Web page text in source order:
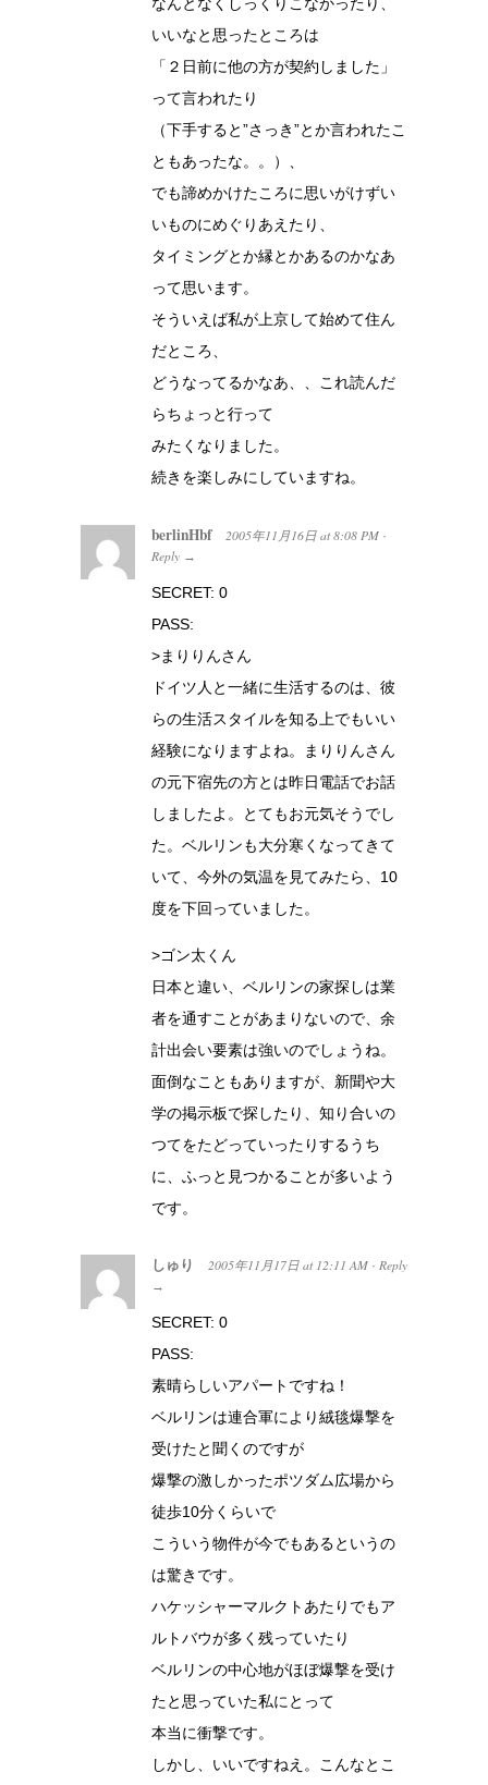
いいなと思ったところは
「２日前に他の方が契約しました」
って言われたり
（下手すると”さっき”とか言われたこ
ともあったな。。）、
でも諦めかけたころに思いがけずい
いものにめぐりあえたり、
タイミングとか縁とかあるのかなあ
って思います。
そういえば私が上京して始めて住ん
だところ、
どうなってるかなあ、、これ読んだ
らちょっと行って
みたくなりました。
続きを楽しみにしていますね。
berlinHbf 2005年11月16日 at 8:08 PM ·
Reply →
SECRET: 0
PASS:
>まりりんさん
ドイツ人と一緒に生活するのは、彼
らの生活スタイルを知る上でもいい
経験になりますよね。まりりんさん
の元下宿先の方とは昨日電話でお話
しましたよ。とてもお元気そうでし
た。ベルリンも大分寒くなってきて
いて、今外の気温を見てみたら、10
度を下回っていました。
>ゴン太くん
日本と違い、ベルリンの家探しは業
者を通すことがあまりないので、余
計出会い要素は強いのでしょうね。
面倒なこともありますが、新聞や大
学の掲示板で探したり、知り合いの
つてをたどっていったりするうち
に、ふっと見つかることが多いよう
です。
しゅり 2005年11月17日 at 12:11 AM · Reply
→
SECRET: 0
PASS:
素晴らしいアパートですね！
ベルリンは連合軍により絨毯爆撃を
受けたと聞くのですが
爆撃の激しかったポツダム広場から
徒歩10分くらいで
こういう物件が今でもあるというの
は驚きです。
ハケッシャーマルクトあたりでもア
ルトバウが多く残っていたり
ベルリンの中心地がほぼ爆撃を受け
たと思っていた私にとって
本当に衝撃です。
しかし、いいですねえ。こんなとこ